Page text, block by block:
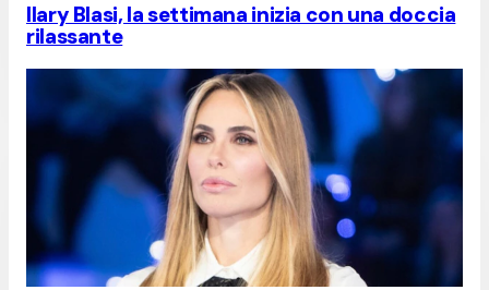
Ilary Blasi, la settimana inizia con una doccia
rilassante